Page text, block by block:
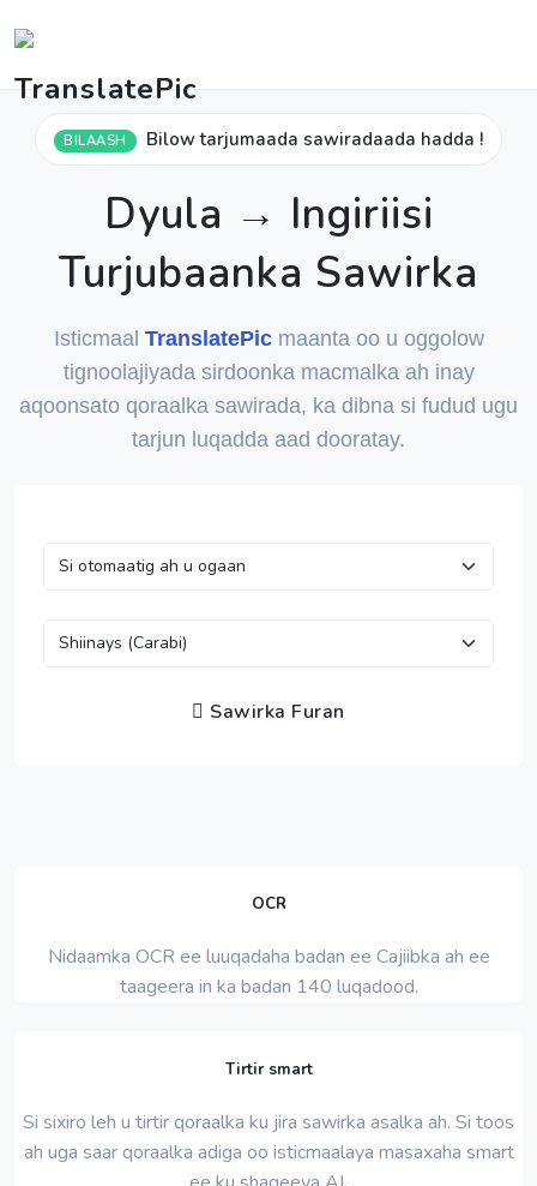
BILAASH Bilow tarjumaada sawiradaada hadda !
Dyula → Ingiriisi
Turjubaanka Sawirka
Isticmaal TranslatePicmaanta oo u oggolow
tignoolajiyada sirdoonka macmalka ah inay
aqoonsato qoraalka sawirada, ka dibna si fudud ugu
tarjun luqadda aad dooratay.
Sawirka Furan
OCR
Nidaamka OCR ee luuqadaha badan ee Cajiibka ah ee
taageera in ka badan 140 luqadood.
Tirtir smart
Si sixiro leh u tirtir qoraalka ku jira sawirka asalka ah. Si toos
ah uga saar qoraalka adiga oo isticmaalaya masaxaha smart